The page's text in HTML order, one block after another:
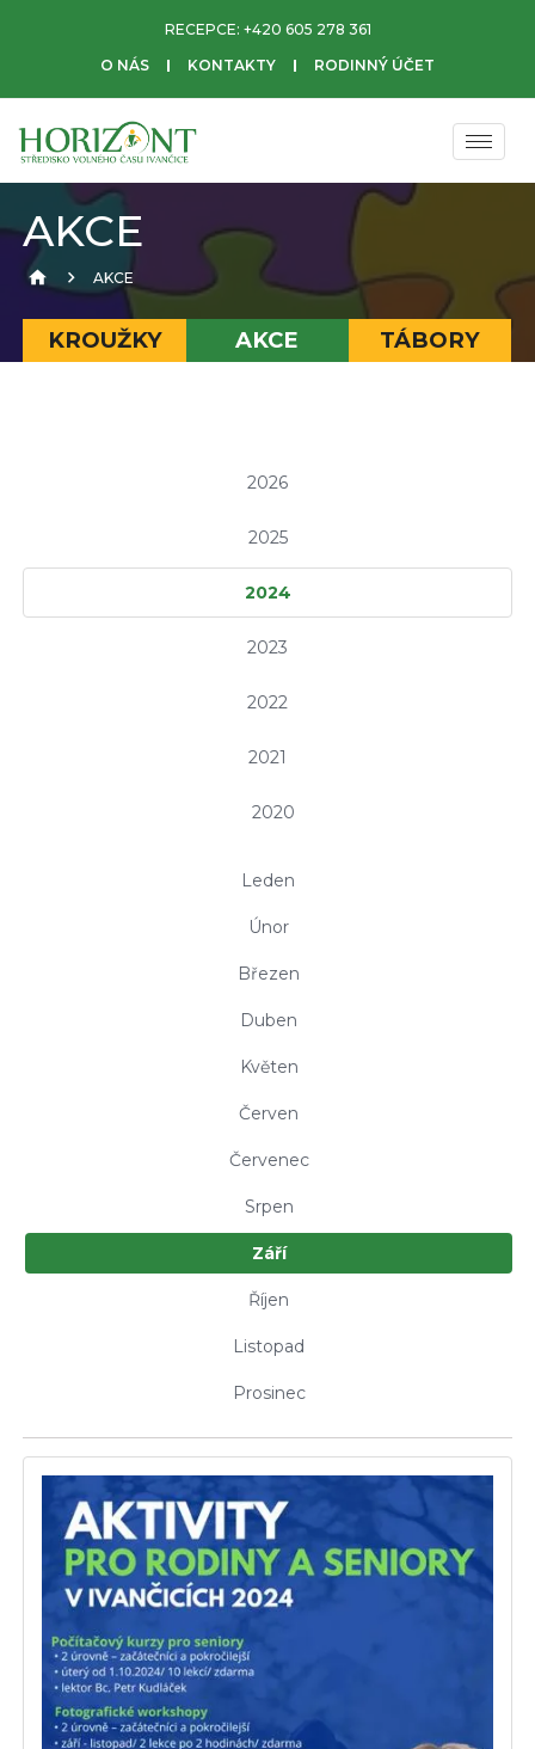
RECEPCE: +420 605 278 361
O NÁS
KONTAKTY RODINNÝ ÚČET
AKCE
AKCE
KROUŽKY AKCE TÁBORY
2026
2025
2024
2023
2022
2021
2020
Leden
Únor
Březen
Duben
Květen
Červen
Červenec
Srpen
Září
Říjen
Listopad
Prosinec